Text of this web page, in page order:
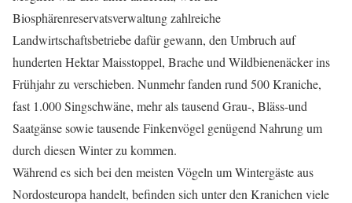
Biosphärenreservatsverwaltung zahlreiche
Landwirtschaftsbetriebe dafür gewann, den Umbruch auf
hunderten Hektar Maisstoppel, Brache und Wildbienenäcker ins
Frühjahr zu verschieben. Nunmehr fanden rund 500 Kraniche,
fast 1.000 Singschwäne, mehr als tausend Grau-, Bläss-und
Saatgänse sowie tausende Finkenvögel genügend Nahrung um
durch diesen Winter zu kommen.
Während es sich bei den meisten Vögeln um Wintergäste aus
Nordosteuropa handelt, befinden sich unter den Kranichen viele